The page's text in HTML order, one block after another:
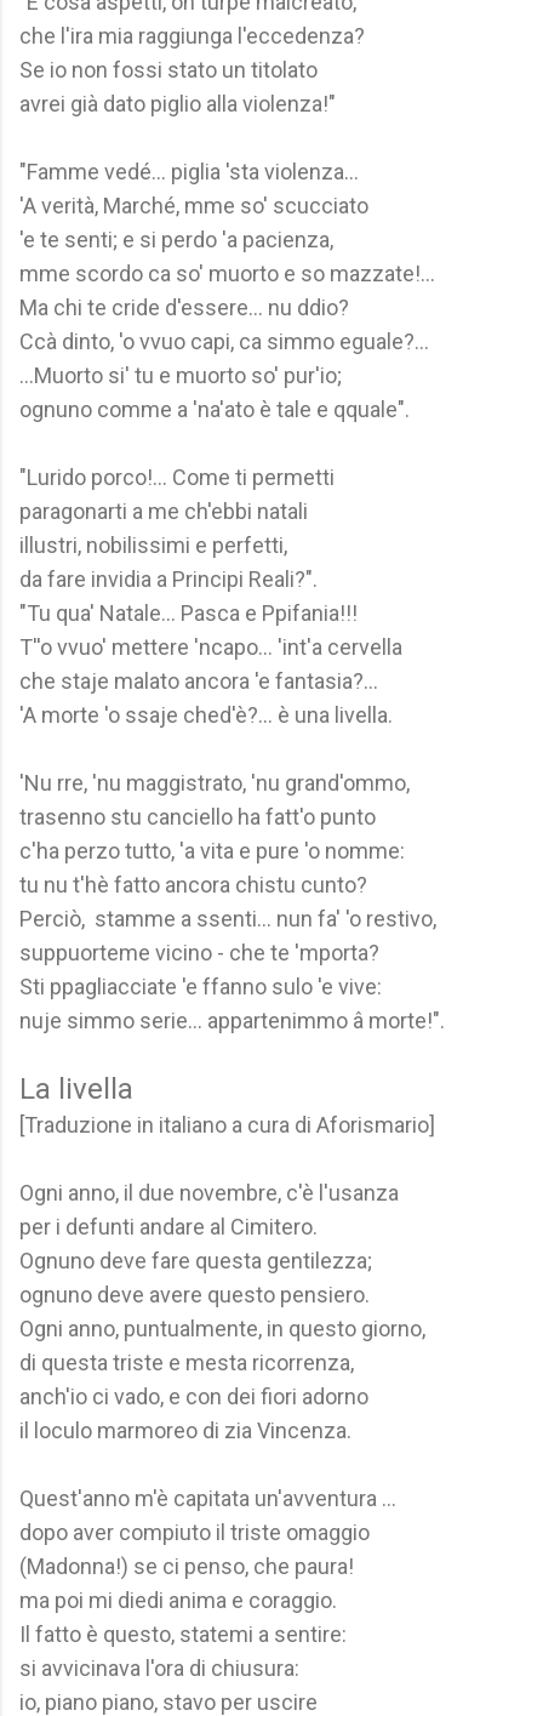
che l'ira mia raggiunga l'eccedenza?
Se io non fossi stato un titolato
avrei già dato piglio alla violenza!"
"Famme vedé... piglia 'sta violenza...
'A verità, Marché, mme so' scucciato
'e te senti; e si perdo 'a pacienza,
mme scordo ca so' muorto e so mazzate!...
Ma chi te cride d'essere... nu ddio?
Ccà dinto, 'o vvuo capi, ca simmo eguale?...
...Muorto si' tu e muorto so' pur'io;
ognuno comme a 'na'ato è tale e qquale".
"Lurido porco!... Come ti permetti
paragonarti a me ch'ebbi natali
illustri, nobilissimi e perfetti,
da fare invidia a Principi Reali?".
"Tu qua' Natale... Pasca e Ppifania!!!
T''o vvuo' mettere 'ncapo... 'int'a cervella
che staje malato ancora 'e fantasia?...
'A morte 'o ssaje ched'è?... è una livella.
'Nu rre, 'nu maggistrato, 'nu grand'ommo,
trasenno stu canciello ha fatt'o punto
c'ha perzo tutto, 'a vita e pure 'o nomme:
tu nu t'hè fatto ancora chistu cunto?
Perciò, stamme a ssenti... nun fa' 'o restivo,
suppuorteme vicino - che te 'mporta?
Sti ppagliacciate 'e ffanno sulo 'e vive:
nuje simmo serie... appartenimmo â morte!".
La livella
[Traduzione in italiano a cura di Aforismario]
Ogni anno, il due novembre, c'è l'usanza
per i defunti andare al Cimitero.
Ognuno deve fare questa gentilezza;
ognuno deve avere questo pensiero.
Ogni anno, puntualmente, in questo giorno,
di questa triste e mesta ricorrenza,
anch'io ci vado, e con dei fiori adorno
il loculo marmoreo di zia Vincenza.
Quest'anno m'è capitata un'avventura ...
dopo aver compiuto il triste omaggio
(Madonna!) se ci penso, che paura!
ma poi mi diedi anima e coraggio.
Il fatto è questo, statemi a sentire:
si avvicinava l'ora di chiusura:
io, piano piano, stavo per uscire